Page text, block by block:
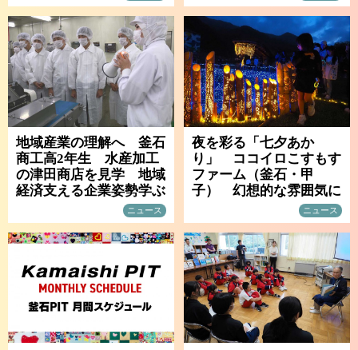
地域産業の理解へ 釜石
商工高2年生 水産加工
の津田商店を見学 地域
経済支える企業姿勢学ぶ
ニュース
夜を彩る「七夕あか
り」 ココイロこすもす
ファーム（釜石・甲
子） 幻想的な雰囲気に
ニュース